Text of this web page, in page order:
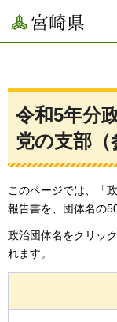
宮崎県
令和5年分
党の支部（
このページでは、「
報告書を、団体名の
政治団体名をクリッ
れます。